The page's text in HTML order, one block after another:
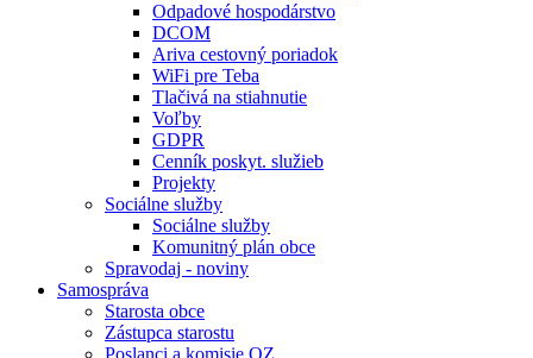
Odpadové hospodárstvo
DCOM
Ariva cestovný poriadok
WiFi pre Teba
Tlačivá na stiahnutie
Voľby
GDPR
Cenník poskyt. služieb
Projekty
Sociálne služby
Sociálne služby
Komunitný plán obce
Spravodaj - noviny
Samospráva
Starosta obce
Zástupca starostu
Poslanci a komisie OZ